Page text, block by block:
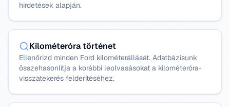
hirdetések alapján.
Kilométeróra történet
Ellenőrizd minden Ford kilométerállását. Adatbázisunk
összehasonlítja a korábbi leolvasásokat a kilométeróra-
visszatekerés felderítéséhez.